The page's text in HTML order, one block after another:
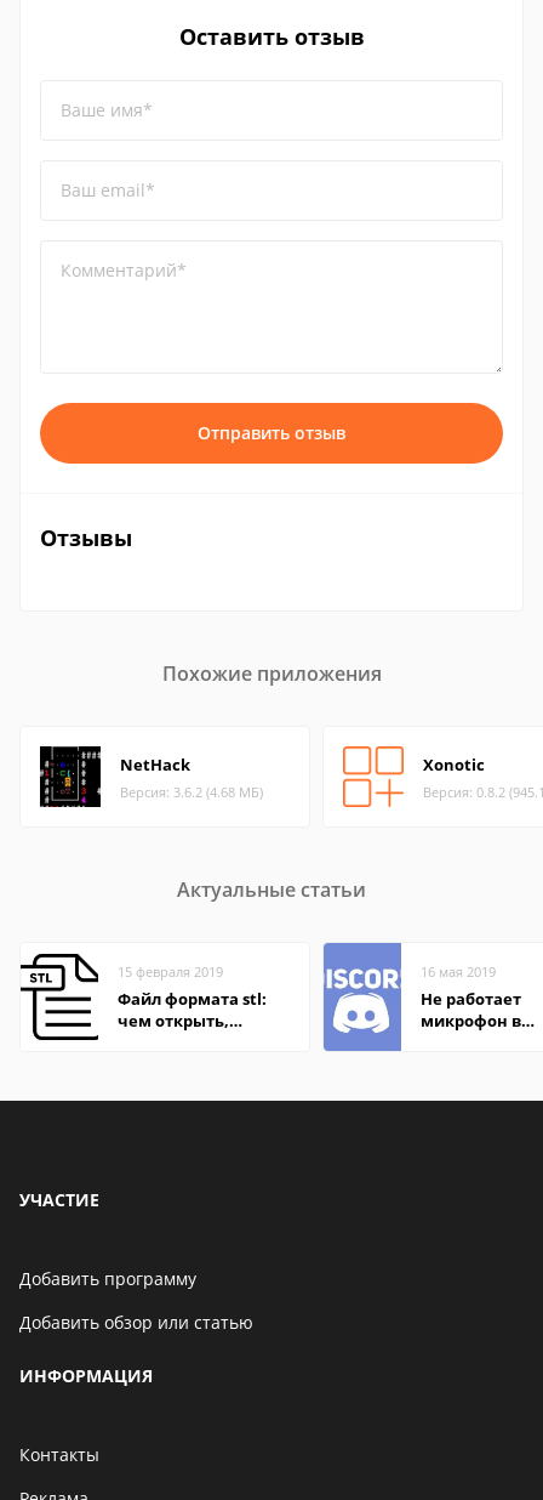
Оставить отзыв
Ваше имя*
Ваш email*
Комментарий*
Отправить отзыв
Отзывы
Похожие приложения
NetHack
Версия: 3.6.2 (4.68 МБ)
Xonotic
Версия: 0.8.2
Актуальные статьи
15 февраля 2019
Файл формата stl:
чем открыть,
16 мая 2019
Не работает
микрофон в
УЧАСТИЕ
Добавить программу
Добавить обзор или статью
ИНФОРМАЦИЯ
Контакты